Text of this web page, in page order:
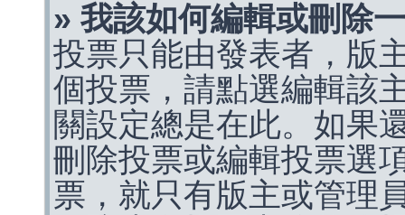
» 我該如何編輯或刪除
投票只能由發表者，版
個投票，請點選編輯該
關設定總是在此。如果
刪除投票或編輯投票選
票，就只有版主或管理